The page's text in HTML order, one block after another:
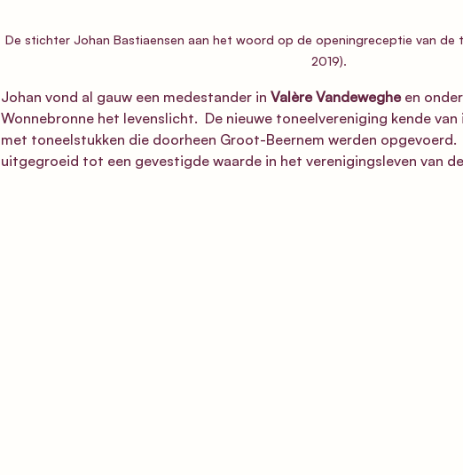
De stichter Johan Bastiaensen aan het woord op de openingreceptie van
2019).
Johan vond al gauw een medestander in Valère Vandeweghe en
Wonnebronne het levenslicht.  De nieuwe toneelvereniging kende
met toneelstukken die doorheen Groot-Beernem werden opgevoerd.
uitgegroeid tot een gevestigde waarde in het verenigingsleven van